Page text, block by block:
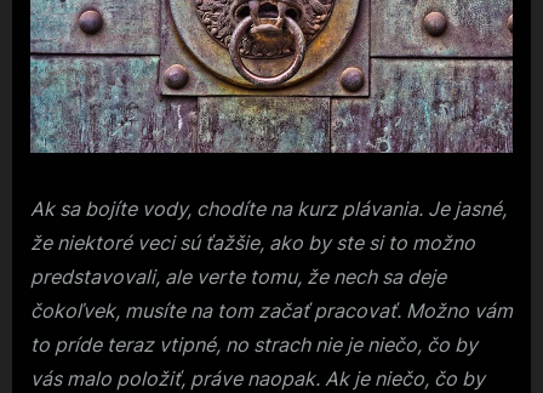
Ak sa bojíte vody, chodíte na kurz plávania. Je jasné,
že niektoré veci sú ťažšie, ako by ste si to možno
predstavovali, ale verte tomu, že nech sa deje
čokoľvek, musíte na tom začať pracovať. Možno vám
to príde teraz vtipné, no strach nie je niečo, čo by
vás malo položiť, práve naopak. Ak je niečo, čo by